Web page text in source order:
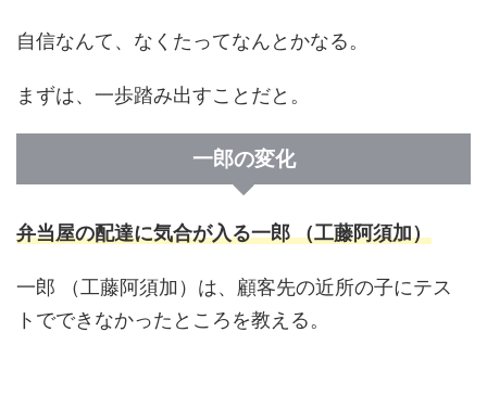
自信なんて、なくたってなんとかなる。
まずは、一歩踏み出すことだと。
一郎の変化
弁当屋の配達に気合が入る一郎 （工藤阿須加）
一郎 （工藤阿須加）は、顧客先の近所の子にテス
トでできなかったところを教える。